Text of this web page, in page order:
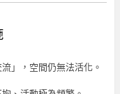
」，空間仍無法活化。